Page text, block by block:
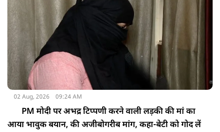
02 Aug, 2026 09:24 AM
PM मोदी पर अभद्र टिप्पणी करने वाली लड़की की मां का
आया भावुक बयान, की अजीबोगरीब मांग, कहा-बेटी को गोद लें